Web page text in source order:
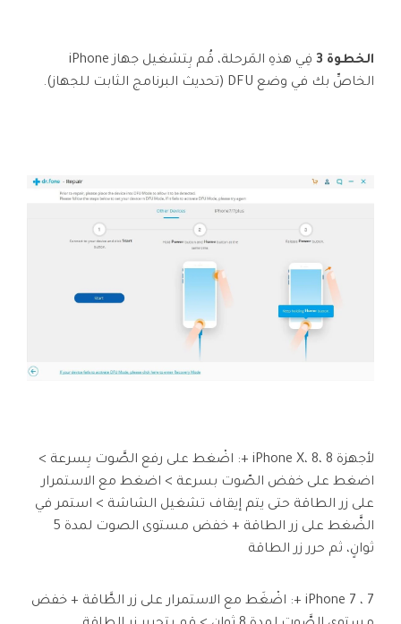
الخطوة 3
فِي هذهِ المَرحلة، قُم بِتشغيل جهاز iPhone
الخاصِّ بك في وضع DFU (تحديث البرنامج الثابت للجهاز).
لأجهزة iPhone X، 8، 8 +: اضْغط على رفع الصَّوت بِسرعة >
اضغط على خفض الصّوت بسرعة > اضغط مع الاستمرار
على زر الطاقة حتى يتم إيقاف تشغيل الشاشة > استمر في
الضَّغط على زر الطاقة + خفض مستوى الصوت لمدة 5
ثوانٍ، ثم حرر زر الطاقة
iPhone 7 ، 7 +: اضْغَط مع الاستمرار على زر الطَّاقة + خفض